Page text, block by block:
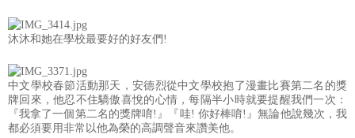
沐沐和她在學校最要好的好友們!
中文學校春節活動那天，安德烈從中文學校抱了漫畫比賽第二名的獎
牌回來，他忍不住驕傲喜悅的心情，每隔半小時就要提醒我們一次：
『我拿了一個第二名的獎牌唷!』『哇! 你好棒唷!』無論他說幾次，我
都必須要用非常以他為榮的高調聲音來讚美他。